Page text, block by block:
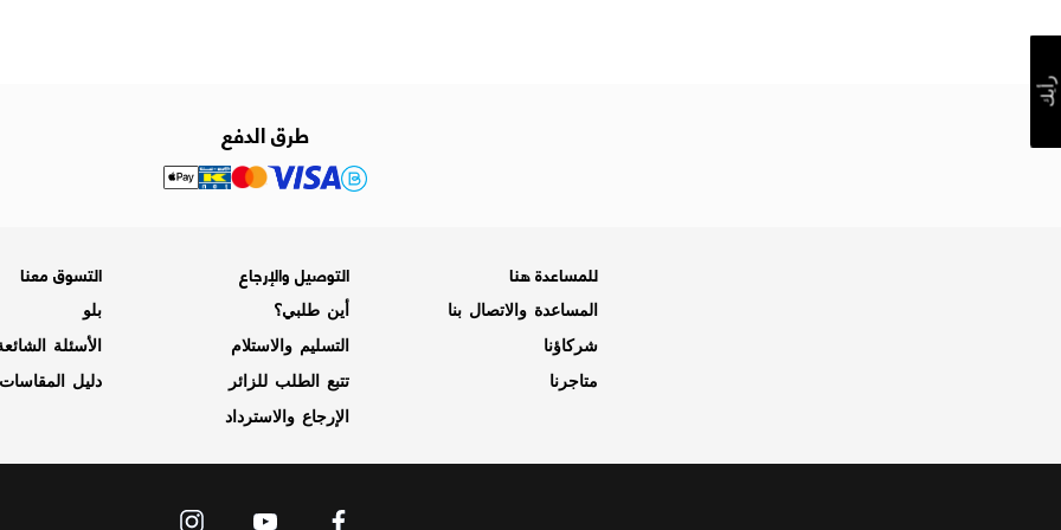
طرق الدفع
للمساعدة هنا
المساعدة والاتصال بنا
شركاؤنا
متاجرنا
التوصيل والإرجاع
أين طلبي؟
التسليم والاستلام
تتبع الطلب للزائر
الإرجاع والاسترداد
التسوق معنا
بلو
الأسئلة
دليل المقاسات
رأيك